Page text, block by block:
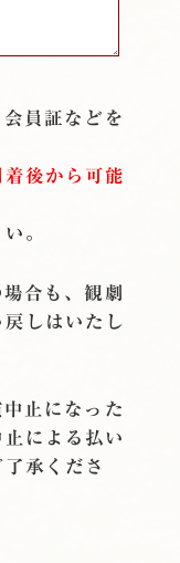
員証などを
後から可能
。
合も、観劇
しはいたし
止になった
による払い
承くださ